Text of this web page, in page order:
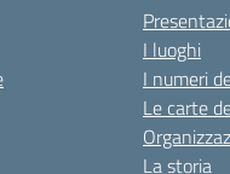
I luoghi
I numeri
Le carte
La storia